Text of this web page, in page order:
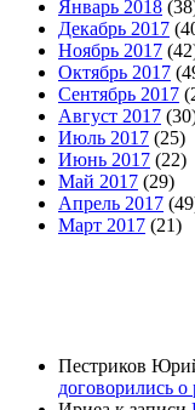
Январь 2018
Декабрь 2017
Ноябрь 2017
Октябрь 2017
Сентябрь 2017
Август 2017
Июль 2017 (25)
Июнь 2017 (22)
Май 2017 (29)
Апрель 2017
Март 2017 (21)
Пестриков
договорились о